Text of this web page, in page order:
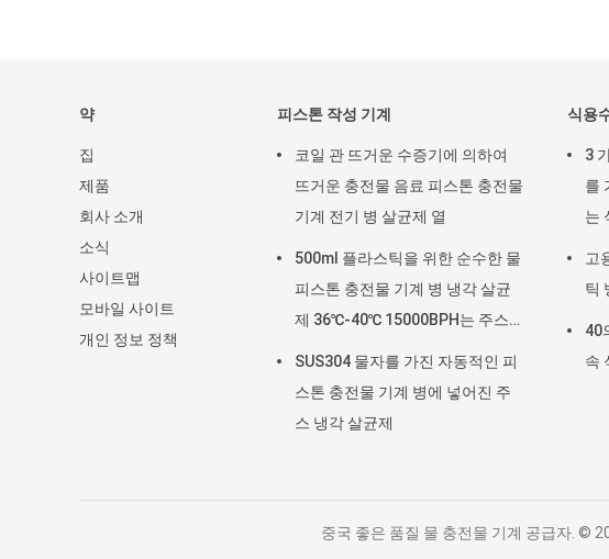
약
집
제품
회사 소개
소식
사이트맵
모바일 사이트
개인 정보 정책
피스톤 작성 기계
코일 관 뜨거운 수증기에 의하여
뜨거운 충전물 음료 피스톤 충전물
기계 전기 병 살균제 열
500ml 플라스틱을 위한 순수한 물
피스톤 충전물 기계 병 냉각 살균
제 36℃-40℃ 15000BPH는 주스
SUS304 물자를 가진 자동적인 피
스톤 충전물 기계 병에 넣어진 주
스 냉각 살균제
식용
3
를
는
고
틱
40
속
중국 좋은 품질 물 충전물 기계 공급자. ©